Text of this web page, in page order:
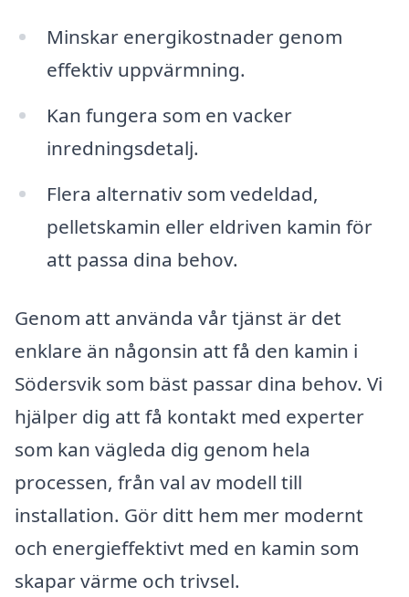
Minskar energikostnader genom
effektiv uppvärmning.
Kan fungera som en vacker
inredningsdetalj.
Flera alternativ som vedeldad,
pelletskamin eller eldriven kamin för
att passa dina behov.
Genom att använda vår tjänst är det
enklare än någonsin att få den kamin i
Södersvik som bäst passar dina behov. Vi
hjälper dig att få kontakt med experter
som kan vägleda dig genom hela
processen, från val av modell till
installation. Gör ditt hem mer modernt
och energieffektivt med en kamin som
skapar värme och trivsel.